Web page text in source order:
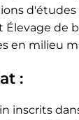
d'études
Élevage de
en milieu
:
inscrits